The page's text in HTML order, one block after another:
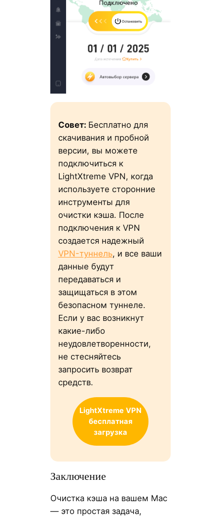
Совет: Бесплатно для
скачивания и пробной
версии, вы можете
подключиться к
LightXtreme VPN, когда
используете сторонние
инструменты для
очистки кэша. После
подключения к VPN
создается надежный
VPN-туннель, и все ваши
данные будут
передаваться и
защищаться в этом
безопасном туннеле.
Если у вас возникнут
какие-либо
неудовлетворенности,
не стесняйтесь
запросить возврат
средств.
LightXtreme VPN
бесплатная
загрузка
Заключение
Очистка кэша на вашем Mac
— это простая задача,